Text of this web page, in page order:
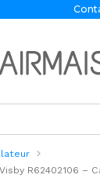
R62402106 –